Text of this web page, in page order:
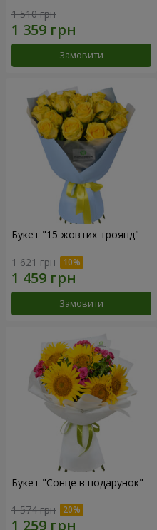
1 510 грн
Замовити
Букет "15 жовтих троянд"
1 621 грн
Замовити
Букет "Сонце в подарунок"
1 574 грн